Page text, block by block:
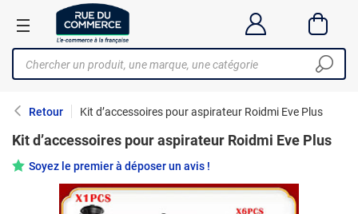
Retour Kit d’accessoires pour aspirateur Roidmi Eve Plus
Kit d’accessoires pour aspirateur Roidmi Eve Plus
Soyez le premier à déposer un avis !